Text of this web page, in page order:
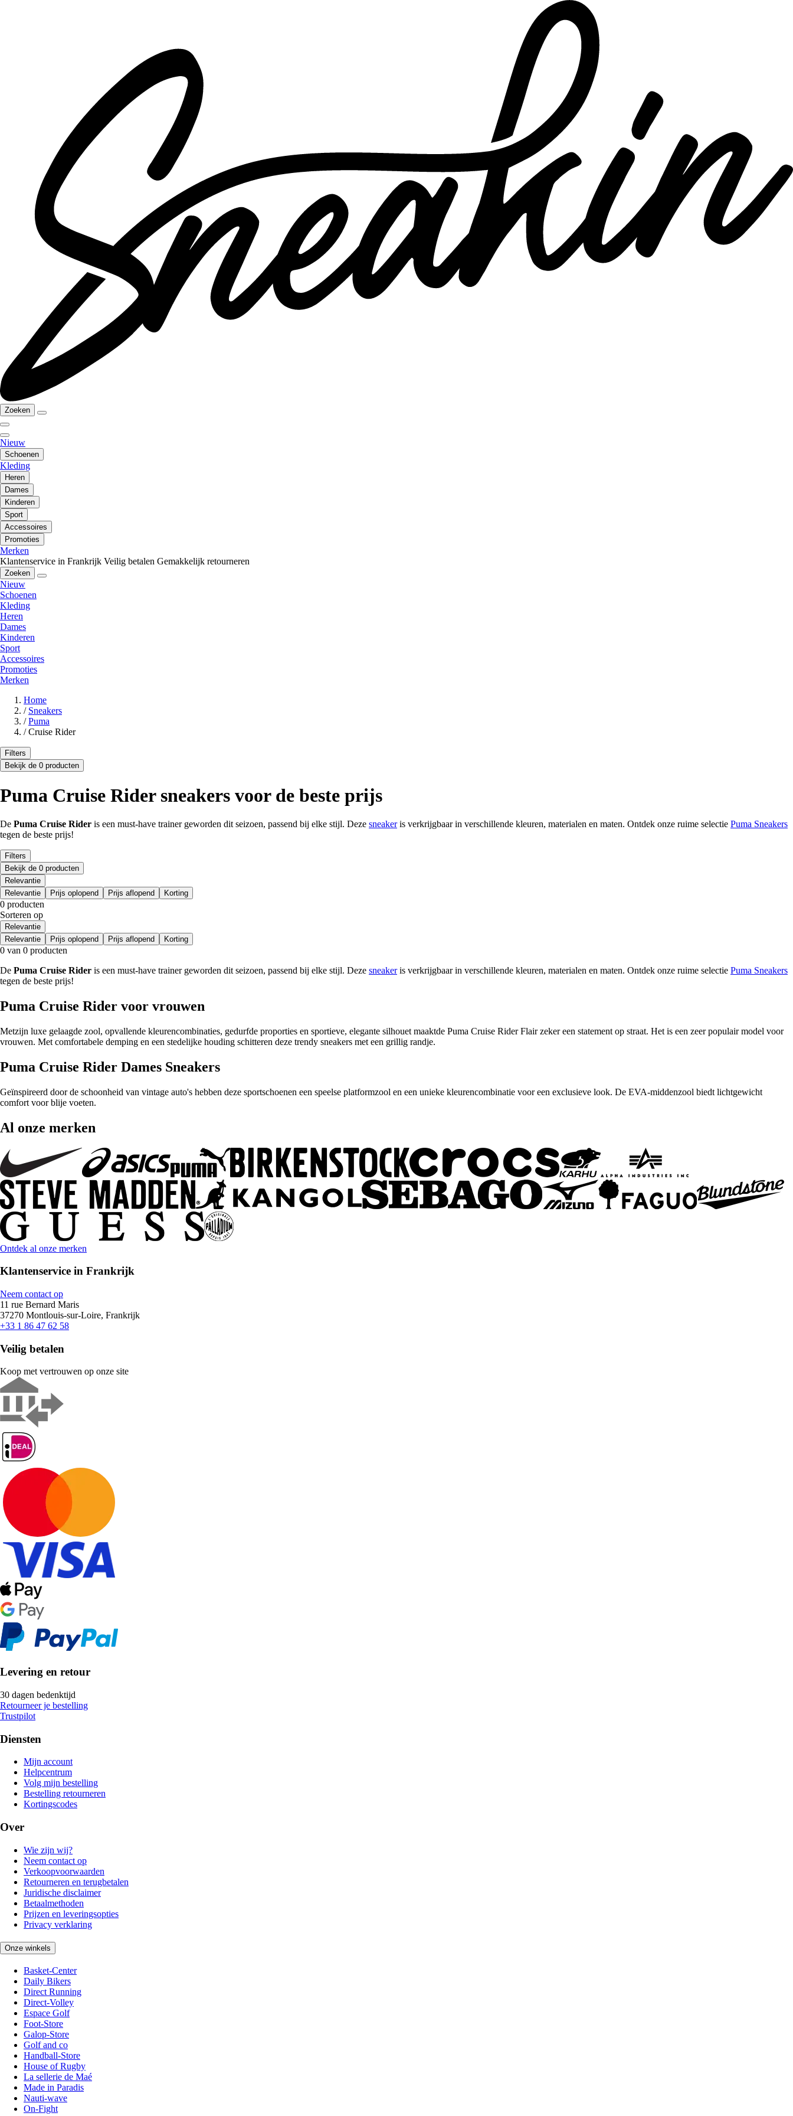
Zoeken
Nieuw
Schoenen
Kleding
Heren
Dames
Kinderen
Sport
Accessoires
Promoties
Merken
Klantenservice in Frankrijk Veilig betalen Gemakkelijk retourneren
Zoeken
Nieuw
Schoenen
Kleding
Heren
Dames
Kinderen
Sport
Accessoires
Promoties
Merken
Home
/ Sneakers
/ Puma
/ Cruise Rider
Filters
Bekijk de 0 producten
Puma Cruise Rider sneakers voor de beste prijs
De Puma Cruise Rider is een must-have trainer geworden dit seizoen, passend bij elke stijl. Deze sneakeris verkrijgbaar in verschillende kleuren, materialen en maten. Ontdek onze ruime selectie Puma Sneakers
tegen de beste prijs!
Filters
Bekijk de 0 producten
Relevantie
Relevantie
Prijs oplopend Prijs aflopend Korting
0 producten
Sorteren op
Relevantie
Relevantie
Prijs oplopend Prijs aflopend Korting
0 van 0 producten
De Puma Cruise Rider is een must-have trainer geworden dit seizoen, passend bij elke stijl. Deze sneakeris verkrijgbaar in verschillende kleuren, materialen en maten. Ontdek onze ruime selectie Puma Sneakers
tegen de beste prijs!
Puma Cruise Rider voor vrouwen
Metzijn luxe gelaagde zool, opvallende kleurencombinaties, gedurfde proporties en sportieve, elegante silhouet maaktde Puma Cruise Rider Flair zeker een statement op straat. Het is een zeer populair model voor
vrouwen. Met comfortabele demping en een stedelijke houding schitteren deze trendy sneakers met een grillig randje.
Puma Cruise Rider Dames Sneakers
Geïnspireerd door de schoonheid van vintage auto's hebben deze sportschoenen een speelse platformzool en een unieke kleurencombinatie voor een exclusieve look. De EVA-middenzool biedt lichtgewicht
comfort voor blije voeten.
Al onze merken
Ontdek al onze merken
Klantenservice in Frankrijk
Neem contact op
11 rue Bernard Maris
37270 Montlouis-sur-Loire, Frankrijk
+33 1 86 47 62 58
Veilig betalen
Koop met vertrouwen op onze site
Levering en retour
30 dagen bedenktijd
Retourneer je bestelling
Trustpilot
Diensten
Mijn account
Helpcentrum
Volg mijn bestelling
Bestelling retourneren
Kortingscodes
Over
Wie zijn wij?
Neem contact op
Verkoopvoorwaarden
Retourneren en terugbetalen
Juridische disclaimer
Betaalmethoden
Prijzen en leveringsopties
Privacy verklaring
Onze winkels
Basket-Center
Daily Bikers
Direct Running
Direct-Volley
Espace Golf
Foot-Store
Galop-Store
Golf and co
Handball-Store
House of Rugby
La sellerie de Maé
Made in Paradis
Nauti-wave
On-Fight